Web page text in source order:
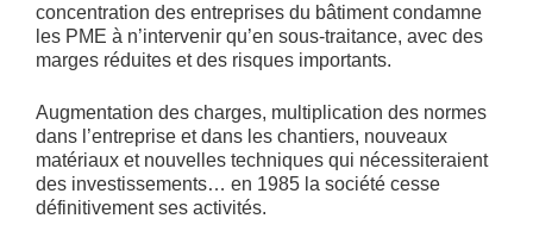
concentration des entreprises du bâtiment condamne
les PME à n’intervenir qu’en sous-traitance, avec des
marges réduites et des risques importants.
Augmentation des charges, multiplication des normes
dans l’entreprise et dans les chantiers, nouveaux
matériaux et nouvelles techniques qui nécessiteraient
des investissements… en 1985 la société cesse
définitivement ses activités.